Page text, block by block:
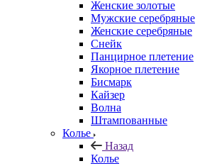
Женские золотые
Мужские серебряные
Женские серебряные
Снейк
Панцирное плетение
Якорное плетение
Бисмарк
Кайзер
Волна
Штампованные
Колье
Назад
Колье